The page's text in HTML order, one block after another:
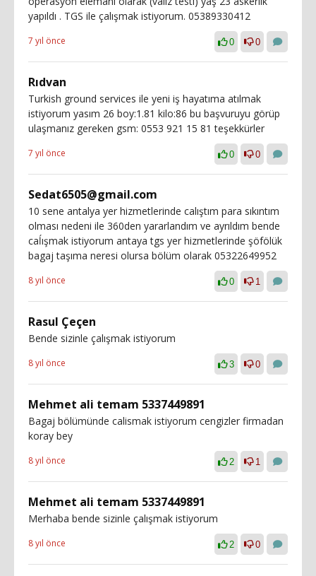
yapıldı . TGS ile çalışmak istiyorum. 05389330412
7 yıl önce 0 0
Rıdvan
Turkish ground services ile yeni iş hayatıma atılmak
istiyorum yasım 26 boy:1.81 kilo:86 bu başvuruyu görüp
ulaşmanız gereken gsm: 0553 921 15 81 teşekkürler
7 yıl önce 0 0
Sedat6505@gmail.com
10 sene antalya yer hizmetlerinde calıştım para sıkıntım
olması nedeni ile 360den yararlandım ve ayrıldım bende
caĺışmak istiyorum antaya tgs yer hizmetlerinde şöfölük
bagaj taşıma neresi olursa bölüm olarak 05322649952
8 yıl önce 0 1
Rasul Çeçen
Bende sizinle çalışmak istiyorum
8 yıl önce 3 0
Mehmet ali temam 5337449891
Bagaj bölümünde calismak istiyorum cengizler firmadan
koray bey
8 yıl önce 2 1
Mehmet ali temam 5337449891
Merhaba bende sizinle çalışmak istiyorum
8 yıl önce 2 0